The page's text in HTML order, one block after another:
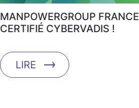
MANPOWERGROUP FRANCE
CERTIFIÉ CYBERVADIS !
LIRE